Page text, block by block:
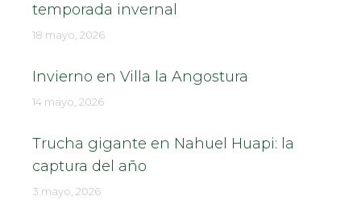
temporada invernal
18 mayo, 2026
Invierno en Villa la Angostura
14 mayo, 2026
Trucha gigante en Nahuel Huapi: la
captura del año
3 mayo, 2026